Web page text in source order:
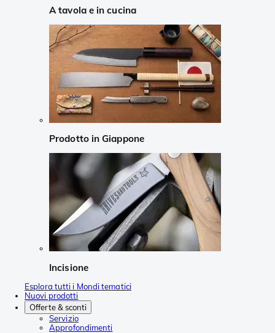
A tavola e in cucina
Prodotto in Giappone
Incisione
Esplora tutti i Mondi tematici
Nuovi prodotti
Offerte & sconti
Servizio
Approfondimenti